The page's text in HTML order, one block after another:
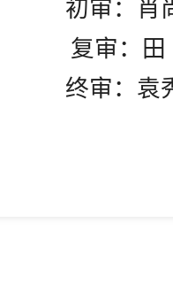
初审：肖
复审：田
终审：袁